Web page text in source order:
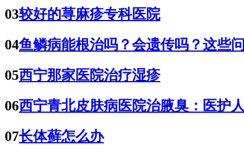
03较好的荨麻疹专科医院
04鱼鳞病能根治吗？会遗传吗？这些问
05西宁那家医院治疗湿疹
06西宁青北皮肤病医院治腋臭：医护人
07长体藓怎么办